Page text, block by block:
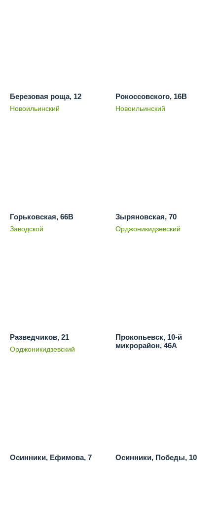
Березовая роща, 12
Новоильинский
Рокоссовского, 16В
Новоильинский
Горьковская, 66В
Заводской
Зыряновская, 70
Орджоникидзевский
Разведчиков, 21
Орджоникидзевский
Прокопьевск, 10-й
микрорайон, 46А
Осинники, Ефимова, 7 Осинники, Победы, 10